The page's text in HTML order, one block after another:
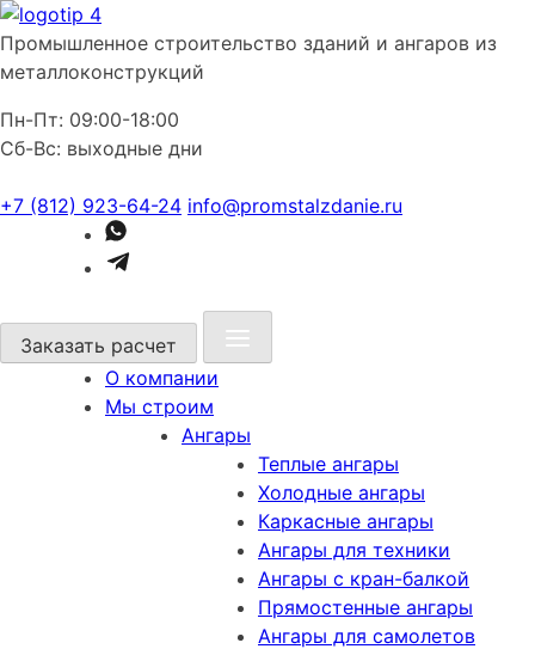
Промышленное строительство зданий и ангаров из
металлоконструкций
Пн-Пт: 09:00-18:00
Сб-Вс: выходные дни
+7 (812) 923-64-24 info@promstalzdanie.ru
Заказать расчет
О компании
Мы строим
Ангары
Теплые ангары
Холодные ангары
Каркасные ангары
Ангары для техники
Ангары с кран-балкой
Прямостенные ангары
Ангары для самолетов